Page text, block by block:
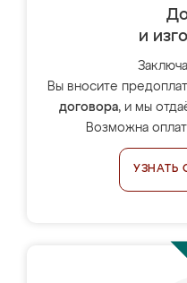
и
Вы вносите
договора, и мы
Возможна
УЗНАТЬ